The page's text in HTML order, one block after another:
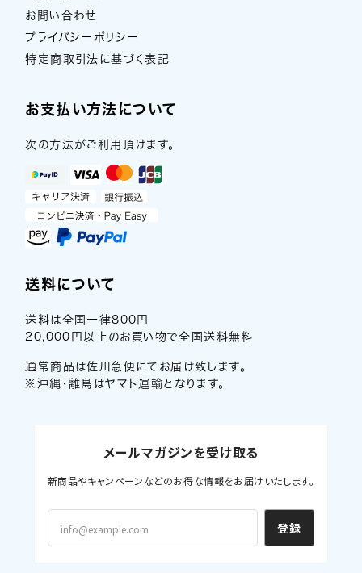
お問い合わせ
プライバシーポリシー
特定商取引法に基づく表記
お支払い方法について
次の方法がご利用頂けます。
送料について
送料は全国一律800円
20,000円以上のお買い物で全国送料無料
通常商品は佐川急便にてお届け致します。
※沖縄・離島はヤマト運輸となります。
メールマガジンを受け取る
新商品やキャンペーンなどのお得な情報をお届けいたします。
登録